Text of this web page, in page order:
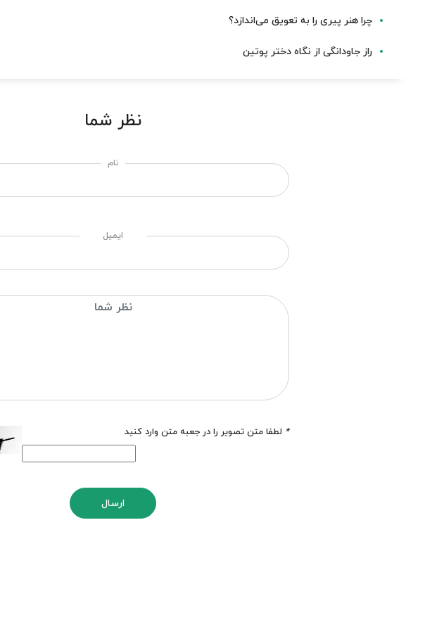
چرا هنر پیری را به تعویق می‌اندازد؟
راز جاودانگی از نگاه دختر پوتین
نظر شما
نام
ایمیل
* لطفا متن تصویر را در جعبه متن وارد کنید
ارسال